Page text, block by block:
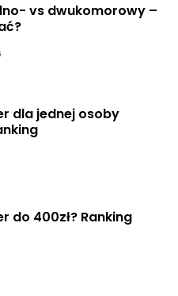
vs dwukomorowy –
dla jednej osoby
do 400zł? Ranking